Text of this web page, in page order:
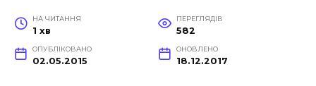
НА ЧИТАННЯ
1 хв
ПЕРЕГЛЯДІВ
582
ОПУБЛІКОВАНО
02.05.2015
ОНОВЛЕНО
18.12.2017